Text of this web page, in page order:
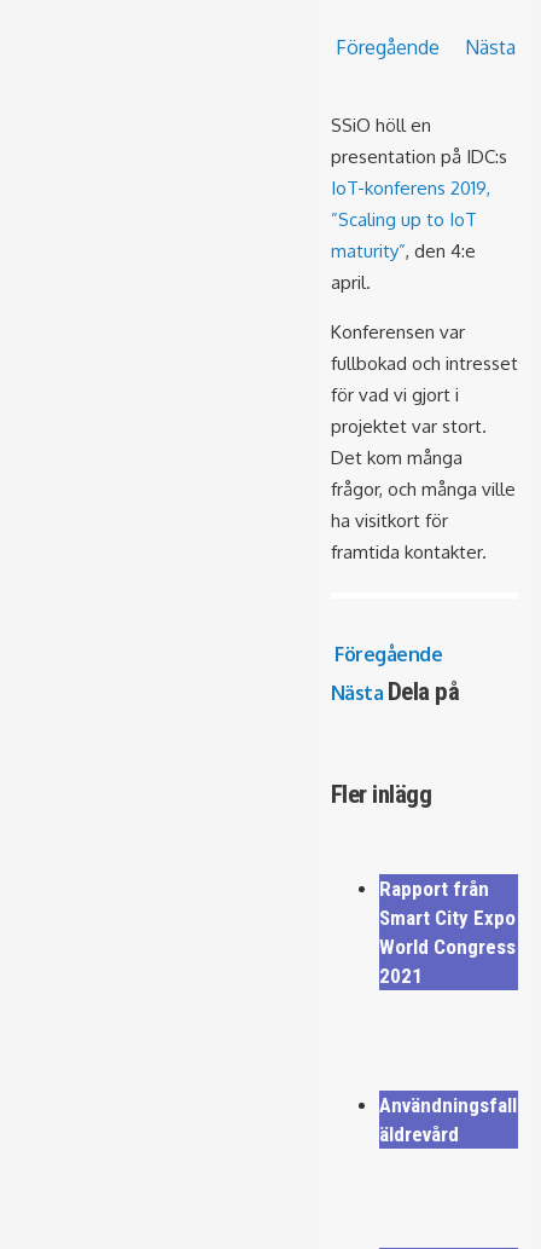
Föregående Nästa
SSiO höll en
presentation på IDC:s
IoT-konferens 2019,
”Scaling up to IoT
maturity”, den 4:e
april.
Konferensen var
fullbokad och intresset
för vad vi gjort i
projektet var stort.
Det kom många
frågor, och många ville
ha visitkort för
framtida kontakter.
Föregående
Nästa Dela på
Fler inlägg
Rapport från
Smart City Expo
World Congress
2021
Användningsfall
äldrevård